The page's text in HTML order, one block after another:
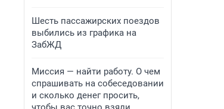
Шесть пассажирских поездов
выбились из графика на
ЗабЖД
Миссия — найти работу. О чем
спрашивать на собеседовании
и сколько денег просить,